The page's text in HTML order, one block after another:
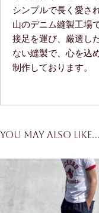
シンプルで長く愛さ
山のデニム縫製工場
接足を運び、厳選し
ない縫製で、心を込
制作しております。
You may also like…